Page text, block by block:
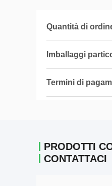
Quantità di
Imballaggi
Termini di
PRODOTTI
CONTATTACI